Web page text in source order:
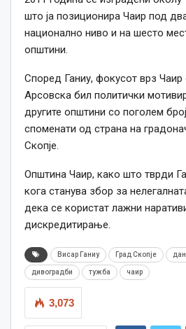
што ја позиционира Чаир под
национално ниво и на шесто
општини.
Според Ганиу, фокусот врз Чаир
Арсовска бил политички
другите општини со поголем
споменати од страна на
Скопје.
Општина Чаир, како што тврди
кога станува збор за
дека се користат лажни
дискредитирање.
Висар Ганиу Град Скопје
дивоградби тужба чаир
3,073